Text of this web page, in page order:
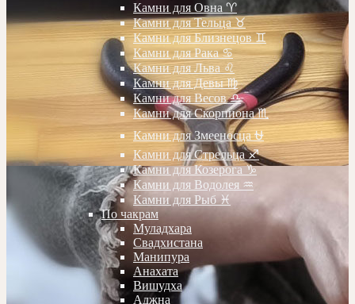
Камни для Овна ♈️
Камни для Тельца ♉️
Камни для Близнецов ♊️
Камни для Рака ♋️
Камни для Льва ♌️
Камни для Девы ♍️
Камни для Весов ♎️
Камни для Скорпиона ♏️
Камни для Змееносца ⛎
Камни для Стрельца ♐️
Камни для Козерога ♑️
Камни для Водолея ♒️
Камни для Рыб ♓️
По чакрам
Муладхара
Свадхистана
Манипура
Анахата
Вишудха
Аджна